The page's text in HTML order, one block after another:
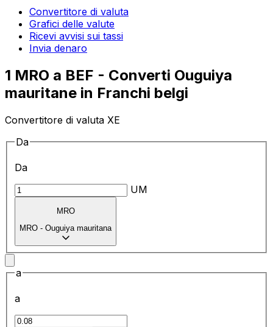
Convertitore di valuta
Grafici delle valute
Ricevi avvisi sui tassi
Invia denaro
1 MRO a BEF - Converti Ouguiya
mauritane in Franchi belgi
Convertitore di valuta XE
Da
Da
UM
MRO
MRO - Ouguiya mauritana
a
a